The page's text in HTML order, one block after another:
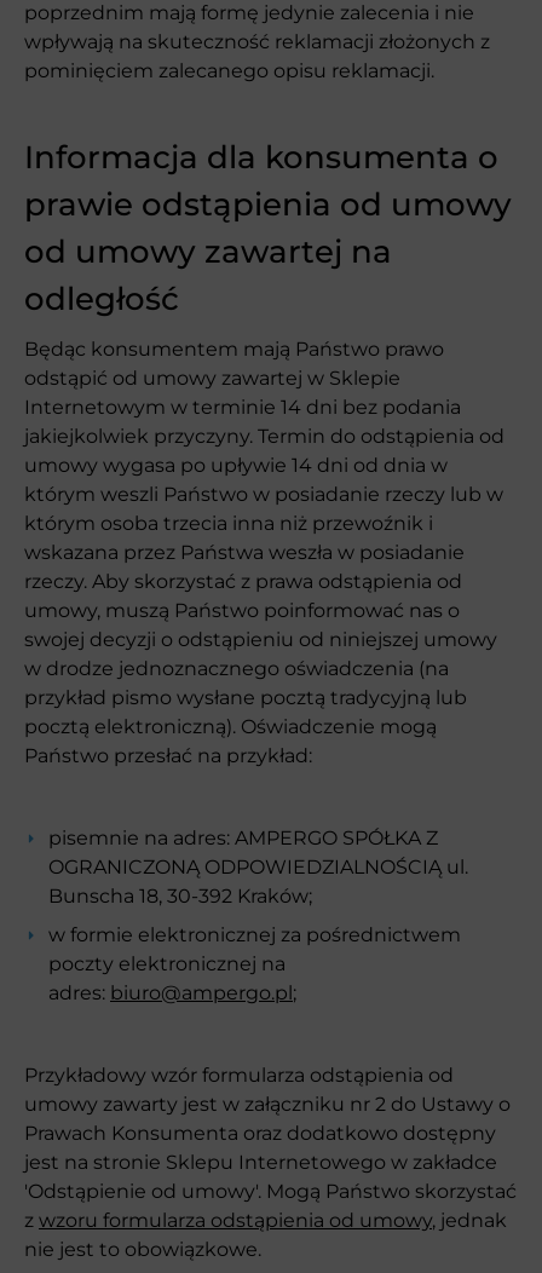
poprzednim mają formę jedynie zalecenia i nie
wpływają na skuteczność reklamacji złożonych z
pominięciem zalecanego opisu reklamacji.
Informacja dla konsumenta o
prawie odstąpienia od umowy
od umowy zawartej na
odległość
Będąc konsumentem mają Państwo prawo
odstąpić od umowy zawartej w Sklepie
Internetowym w terminie 14 dni bez podania
jakiejkolwiek przyczyny. Termin do odstąpienia od
umowy wygasa po upływie 14 dni od dnia w
którym weszli Państwo w posiadanie rzeczy lub w
którym osoba trzecia inna niż przewoźnik i
wskazana przez Państwa weszła w posiadanie
rzeczy. Aby skorzystać z prawa odstąpienia od
umowy, muszą Państwo poinformować nas o
swojej decyzji o odstąpieniu od niniejszej umowy
w drodze jednoznacznego oświadczenia (na
przykład pismo wysłane pocztą tradycyjną lub
pocztą elektroniczną). Oświadczenie mogą
Państwo przesłać na przykład:
pisemnie na adres: AMPERGO SPÓŁKA Z
OGRANICZONĄ ODPOWIEDZIALNOŚCIĄ ul.
Bunscha 18, 30-392 Kraków;
w formie elektronicznej za pośrednictwem
poczty elektronicznej na
adres: biuro@ampergo.pl;
Przykładowy wzór formularza odstąpienia od
umowy zawarty jest w załączniku nr 2 do Ustawy o
Prawach Konsumenta oraz dodatkowo dostępny
jest na stronie Sklepu Internetowego w zakładce
'Odstąpienie od umowy'. Mogą Państwo skorzystać
z wzoru formularza odstąpienia od umowy, jednak
nie jest to obowiązkowe.